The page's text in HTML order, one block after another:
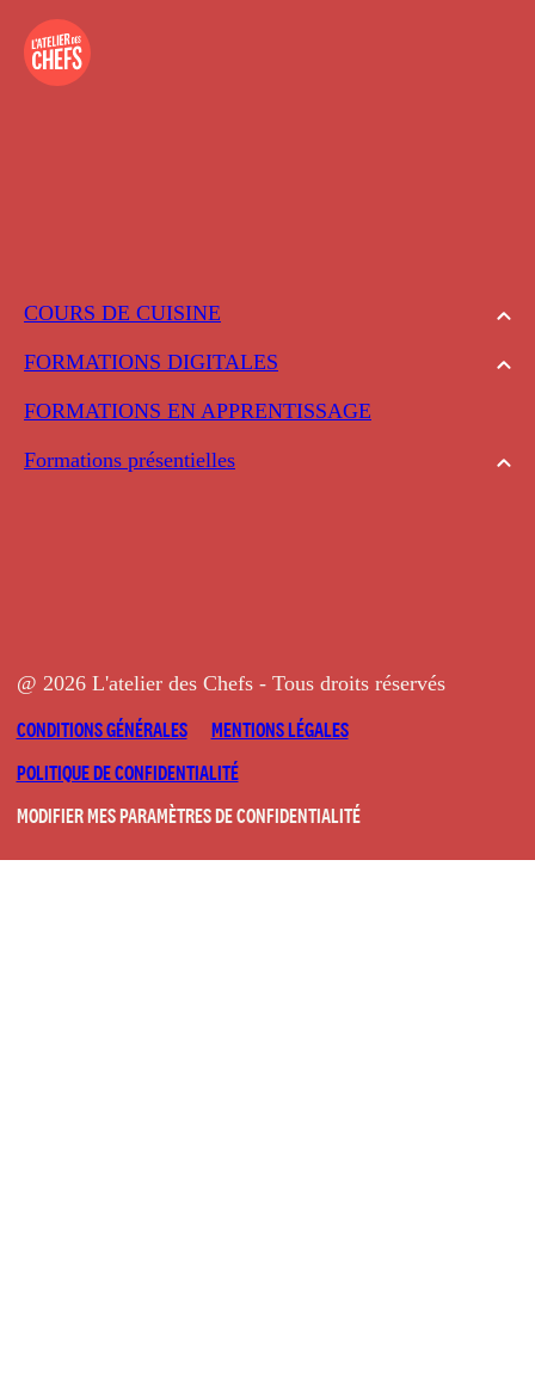
COURS DE CUISINE
FORMATIONS DIGITALES
FORMATIONS EN APPRENTISSAGE
Formations présentielles
@ 2026 L'atelier des Chefs - Tous droits réservés
CONDITIONS GÉNÉRALES
MENTIONS LÉGALES
POLITIQUE DE CONFIDENTIALITÉ
MODIFIER MES PARAMÈTRES DE CONFIDENTIALITÉ